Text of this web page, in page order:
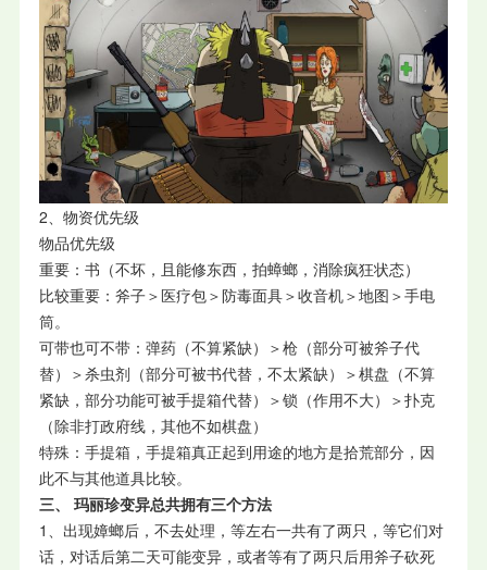
2、物资优先级
物品优先级
重要：书（不坏，且能修东西，拍蟑螂，消除疯狂状态）
比较重要：斧子＞医疗包＞防毒面具＞收音机＞地图＞手电
筒。
可带也可不带：弹药（不算紧缺）＞枪（部分可被斧子代
替）＞杀虫剂（部分可被书代替，不太紧缺）＞棋盘（不算
紧缺，部分功能可被手提箱代替）＞锁（作用不大）＞扑克
（除非打政府线，其他不如棋盘）
特殊：手提箱，手提箱真正起到用途的地方是拾荒部分，因
此不与其他道具比较。
三、 玛丽珍变异总共拥有三个方法
1、出现嫜螂后，不去处理，等左右一共有了两只，等它们对
话，对话后第二天可能变异，或者等有了两只后用斧子砍死